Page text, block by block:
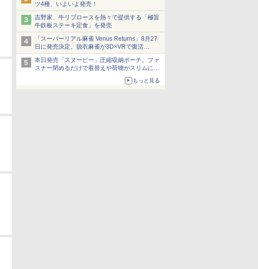
ツ4種、いよいよ発売！
吉野家、牛リブロースを熱々で提供する「極旨
牛鉄板ステーキ定食」を発売
「スーパーリアル麻雀 Venus Returns」8月27
日に発売決定。脱衣麻雀が3D×VRで復活
発売から2週間は20%オフになるセールが実施
本日発売「スヌーピー」圧縮収納ポーチ。ファ
スナー閉めるだけで着替えや荷物がスリムにま
もっと見る